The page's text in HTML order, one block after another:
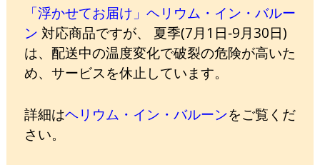
「浮かせてお届け」ヘリウム・イン・バルー
ン 対応商品ですが、 夏季(7月1日-9月30日)
は、配送中の温度変化で破裂の危険が高いた
め、サービスを休止しています。
詳細はヘリウム・イン・バルーンをご覧くだ
さい。